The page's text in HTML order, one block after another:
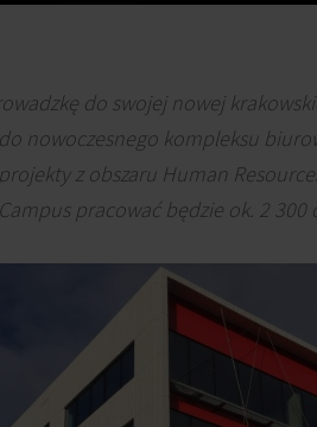
do swojej nowej
nowoczesnego kompleksu
z obszaru Human
pracować będzie ok. 2 300